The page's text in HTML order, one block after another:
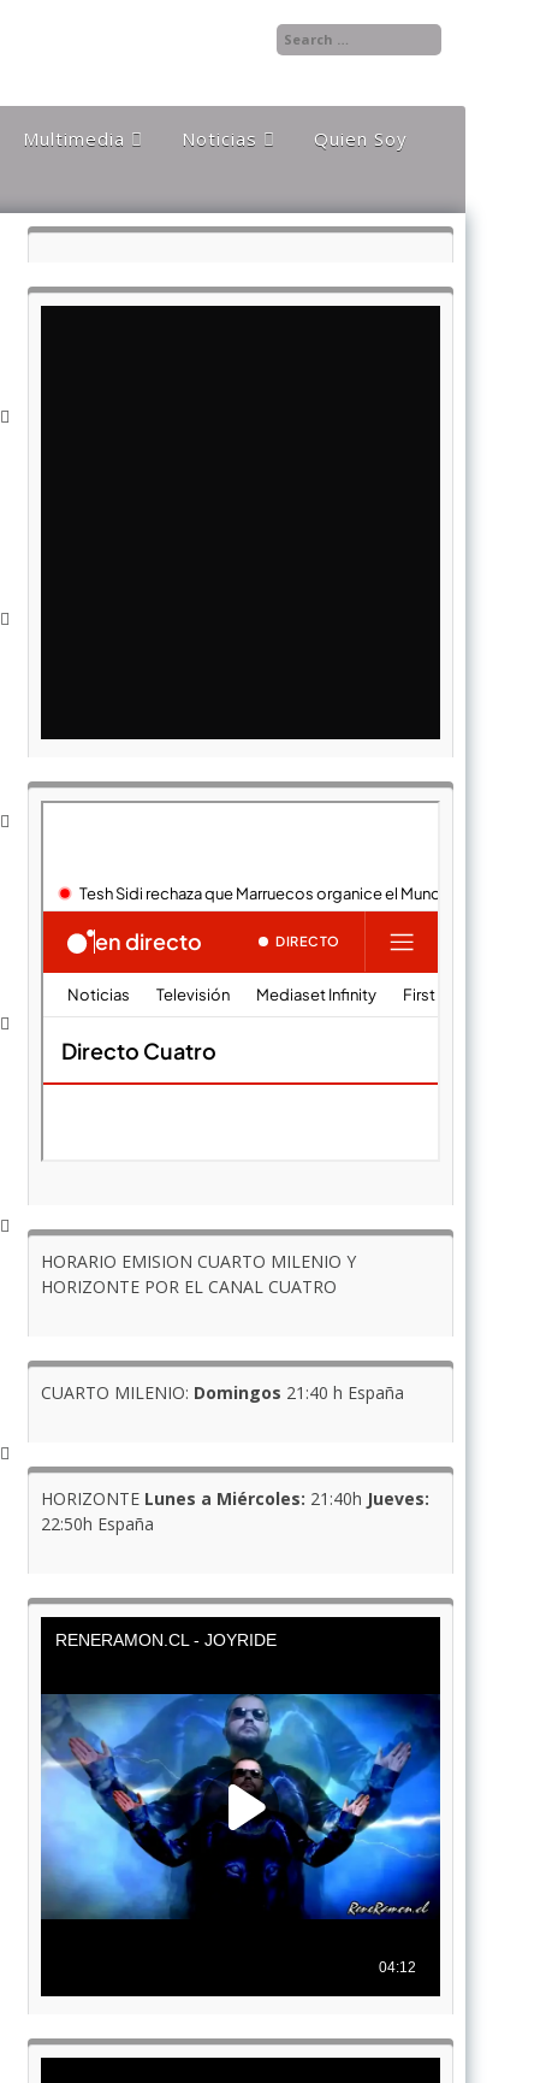
Multimedia
Documentos
Videos
Noticias
Noticias
Noticias Nacionales
Quien Soy
HORARIO EMISION CUARTO MILENIO Y
HORIZONTE POR EL CANAL CUATRO
CUARTO MILENIO: Domingos 21:40 h España
HORIZONTE Lunes a Miércoles: 21:40h Jueves:
22:50h España